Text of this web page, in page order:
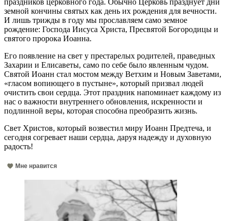
земной кончины святых как день их рождения для вечности.
И лишь трижды в году мы прославляем само земное
рождение: Господа Иисуса Христа, Пресвятой Богородицы и
святого пророка Иоанна.
Его появление на свет у престарелых родителей, праведных
Захарии и Елисаветы, само по себе было явленным чудом.
Святой Иоанн стал мостом между Ветхим и Новым Заветами,
«гласом вопиющего в пустыне», который призвал людей
очистить свои сердца. Этот праздник напоминает каждому из
нас о важности внутреннего обновления, искренности и
подлинной веры, которая способна преобразить жизнь.
Свет Христов, который возвестил миру Иоанн Предтеча, и
сегодня согревает наши сердца, даруя надежду и духовную
радость!
Мне нравится